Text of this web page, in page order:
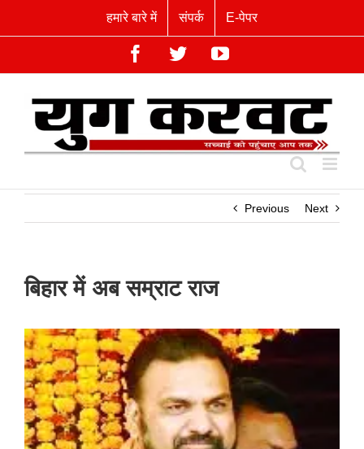
हमारे बारे में संपर्क E-पेपर
Facebook
TwitterYouTube
Previous Next
बिहार में अब सम्राट राज
View
Larger
Image